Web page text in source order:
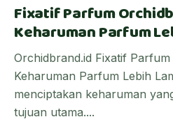
Fixatif Parfum
Keharuman Parfum
Orchidbrand.id Fixatif
Keharuman Parfum Lebih
menciptakan keharuman
tujuan utama....